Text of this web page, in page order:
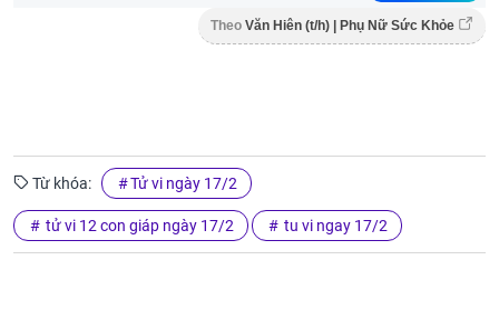
Theo Văn Hiên (t/h) | Phụ Nữ Sức Khỏe
Từ khóa: Tử vi ngày 17/2
tử vi 12 con giáp ngày 17/2 tu vi ngay 17/2